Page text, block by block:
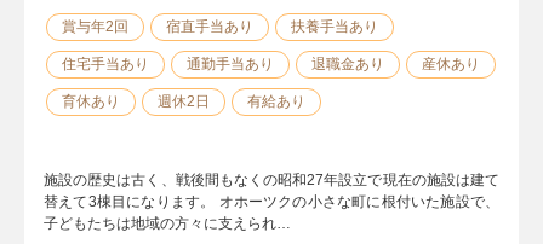
賞与年2回 宿直手当あり 扶養手当あり
住宅手当あり 通勤手当あり 退職金あり 産休あり
育休あり 週休2日 有給あり
施設の歴史は古く、戦後間もなくの昭和27年設立で現在の施設は建て
替えて3棟目になります。 オホーツクの小さな町に根付いた施設で、
子どもたちは地域の方々に支えられ…